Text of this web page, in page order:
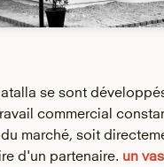
se sont
commercial
du marché, soit
d'un partenaire. un